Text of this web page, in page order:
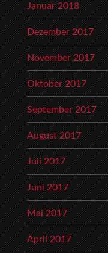
Januar 2018
Dezember 2017
November 2017
Oktober 2017
September 2017
August 2017
Juli 2017
Juni 2017
Mai 2017
April 2017